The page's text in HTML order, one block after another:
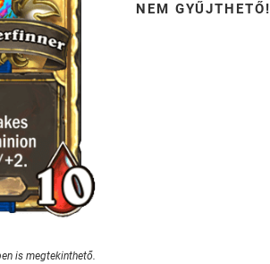
is megtekinthető.
NEM GYŰJTHETŐ!